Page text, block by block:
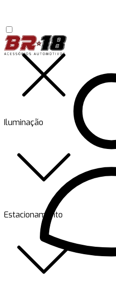
Iluminação
Estacionamento